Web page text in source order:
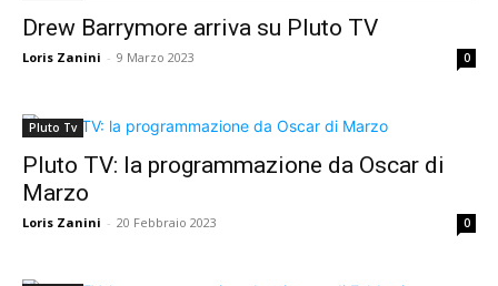
Drew Barrymore arriva su Pluto TV
Loris Zanini - 9 Marzo 2023 0
Pluto Tv
Pluto TV: la programmazione da Oscar di
Marzo
Loris Zanini - 20 Febbraio 2023 0